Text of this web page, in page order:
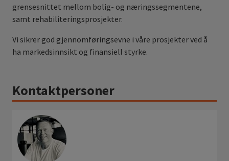
grensesnittet mellom bolig- og næringssegmentene,
samt rehabiliteringsprosjekter.
Vi sikrer god gjennomføringsevne i våre prosjekter ved å
ha markedsinnsikt og finansiell styrke.
Kontaktpersoner